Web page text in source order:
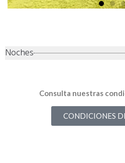
Noches
Consulta nuestras
CONDICIONES